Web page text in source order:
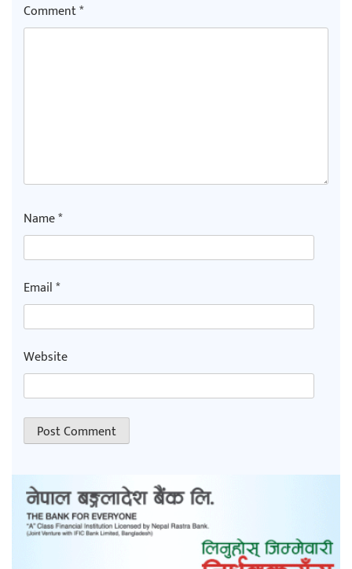
Comment*
Name*
Email*
Website